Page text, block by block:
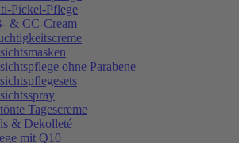
Pickel-Pflege
& CC-Cream
ohne Parabene
Tagescreme
& Dekolleté
mit Q10